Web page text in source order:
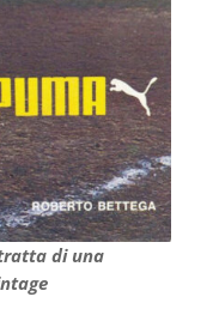
di una